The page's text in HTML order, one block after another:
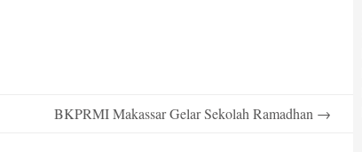
BKPRMI Makassar Gelar Sekolah Ramadhan →